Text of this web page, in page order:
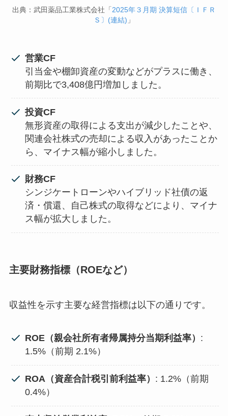
出典：武田薬品工業株式会社「 2025年３月期 決算短信〔ＩＦＲ
Ｓ〕(連結) 」
営業CF
引当金や棚卸資産の変動などがプラスに働き、
前期比で3,408億円増加しました。
投資CF
無形資産の取得による支出が減少したことや、
関連会社株式の売却による収入があったことか
ら、マイナス幅が縮小しました。
財務CF
シンジケートローンやハイブリッド社債の返
済・償還、自己株式の取得などにより、マイナ
ス幅が拡大しました。
主要財務指標（ROEなど）
収益性を示す主要な経営指標は以下の通りです。
ROE（親会社所有者帰属持分当期利益率） :
1.5%（前期 2.1%）
ROA（資産合計税引前利益率） : 1.2%（前期
0.4%）